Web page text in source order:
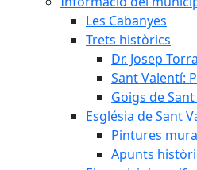
Les Cabanyes
Trets històrics
Dr. Josep
Sant Valentí:
Goigs de
Església de Sant
Pintures
Apunts